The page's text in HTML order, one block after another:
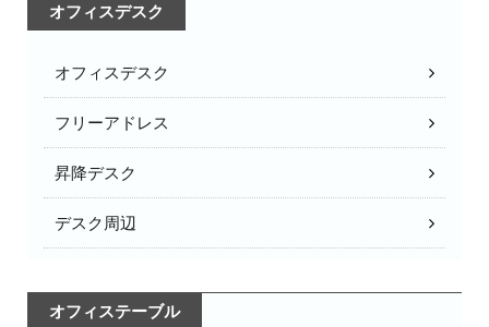
オフィスデスク
オフィスデスク
フリーアドレス
昇降デスク
デスク周辺
オフィステーブル